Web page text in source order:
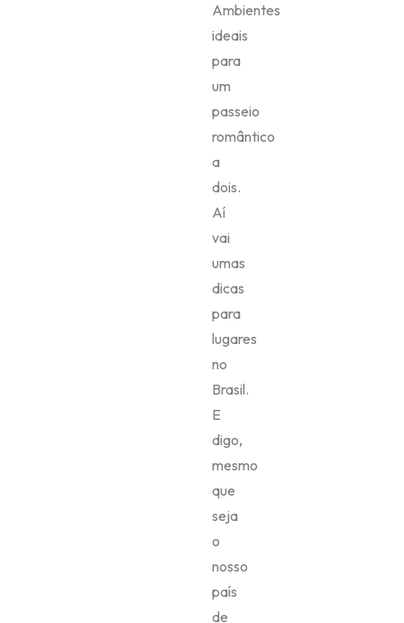
Ambientes
ideais
para
um
passeio
romântico
a
dois.
Aí
vai
umas
dicas
para
lugares
no
Brasil.
E
digo,
mesmo
que
seja
o
nosso
país
de